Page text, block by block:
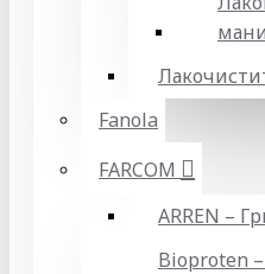
Fanola
FARCOM
ARREN –
Bioproten